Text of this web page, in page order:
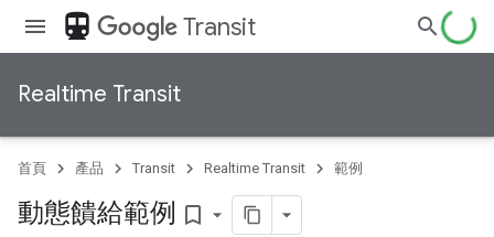
directions_transit Transit
Realtime Transit
首頁 產品 Transit Realtime Transit 範例
動態饋給範例 bookmark_border